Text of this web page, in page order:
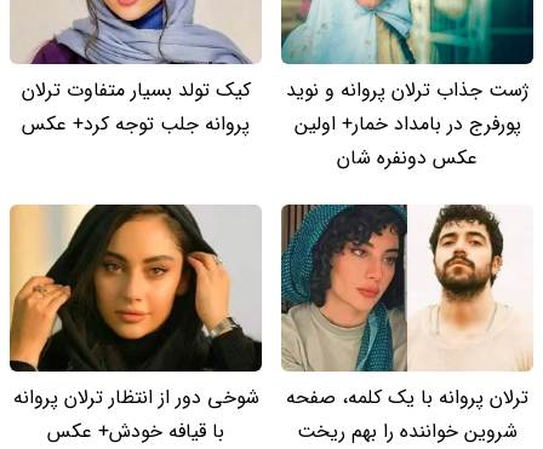
ژست جذاب ترلان پروانه و نوید
پورفرج در بامداد خمار+ اولین
عکس دونفره شان
کیک تولد بسیار متفاوت ترلان
پروانه جلب توجه کرد+ عکس
ترلان پروانه با یک کلمه، صفحه
شروین خواننده را بهم ریخت
شوخی دور از انتظار ترلان پروانه
با قیافه خودش+ عکس